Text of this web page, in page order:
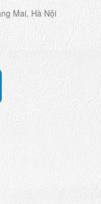
Mai, Hà Nội